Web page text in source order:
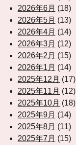
2026年6月 (18)
2026年5月 (13)
2026年4月 (14)
2026年3月 (12)
2026年2月 (15)
2026年1月 (14)
2025年12月 (17)
2025年11月 (12)
2025年10月 (18)
2025年9月 (14)
2025年8月 (11)
2025年7月 (15)